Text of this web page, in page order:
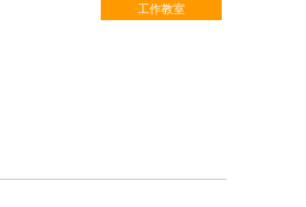
工作教室